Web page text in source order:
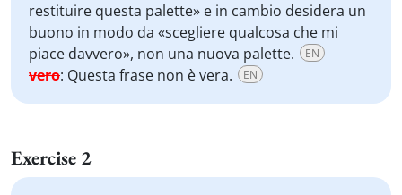
restituire questa palette» e in cambio desidera un
buono in modo da «scegliere qualcosa che mi
piace davvero», non una nuova palette.
EN
vero: Questa frase non è vera. EN
Exercise 2